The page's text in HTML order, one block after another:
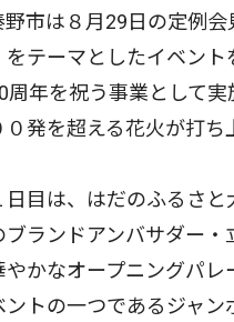
野市は８月29日の定例会
をテーマとしたイベント
周年を祝う事業として実
発を超える花火が打ち
目は、はだのふるさと
ブランドアンバサダー・
かなオープニングパレ
ントの一つであるジャン